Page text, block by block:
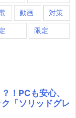
動画 対策
限定